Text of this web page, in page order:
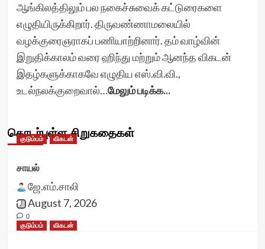
ஆங்கிலத்திலும் பல நகைச்சுவைக் கட்டுரைகளை
எழுதியிருக்கிறார். திருவண்ணாமலையில்
வழக்குரைஞராகப் பணியாற்றினார். தம் வாழ்வின்
இறுதிக்காலம் வரை ஹிந்து மற்றும் ஆனந்த விகடன்
இதழ்களுக்காகவே எழுதிய எஸ்.வி.வி.,
உடல்நலக்குறைவால்…மேலும் படிக்க...
தொடர்புள்ள சிறுகதைகள்
குடும்பம் விகடன்
சாயல்
ஜே.எம்.சாலி
August 7, 2026
0
குடும்பம்
விகடன்